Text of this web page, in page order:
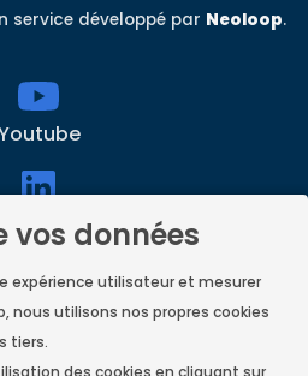
vos données
expérience utilisateur et mesurer
nous utilisons nos propres cookies
tiers.
des cookies en cliquant sur
service développé par Neoloop.
linkedin